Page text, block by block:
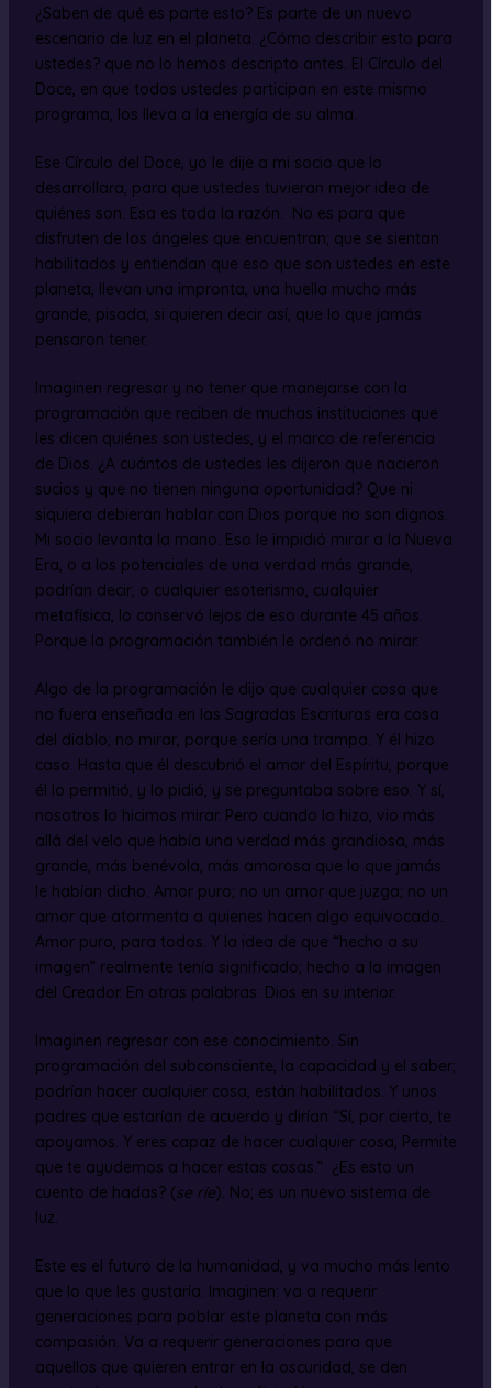
¿Saben de qué es parte esto? Es parte de un nuevo
escenario de luz en el planeta. ¿Cómo describir esto para
ustedes? que no lo hemos descripto antes. El Círculo del
Doce, en que todos ustedes participan en este mismo
programa, los lleva a la energía de su alma.
Ese Círculo del Doce, yo le dije a mi socio que lo
desarrollara, para que ustedes tuvieran mejor idea de
quiénes son. Esa es toda la razón. No es para que
disfruten de los ángeles que encuentran; que se sientan
habilitados y entiendan que eso que son ustedes en este
planeta, llevan una impronta, una huella mucho más
grande, pisada, si quieren decir así, que lo que jamás
pensaron tener.
Imaginen regresar y no tener que manejarse con la
programación que reciben de muchas instituciones que
les dicen quiénes son ustedes, y el marco de referencia
de Dios. ¿A cuántos de ustedes les dijeron que nacieron
sucios y que no tienen ninguna oportunidad? Que ni
siquiera debieran hablar con Dios porque no son dignos.
Mi socio levanta la mano. Eso le impidió mirar a la Nueva
Era, o a los potenciales de una verdad más grande,
podrían decir, o cualquier esoterismo, cualquier
metafísica, lo conservó lejos de eso durante 45 años.
Porque la programación también le ordenó no mirar.
Algo de la programación le dijo que cualquier cosa que
no fuera enseñada en las Sagradas Escrituras era cosa
del diablo; no mirar, porque sería una trampa. Y él hizo
caso. Hasta que él descubrió el amor del Espíritu, porque
él lo permitió, y lo pidió, y se preguntaba sobre eso. Y sí,
nosotros lo hicimos mirar. Pero cuando lo hizo, vio más
allá del velo que había una verdad más grandiosa, más
grande, más benévola, más amorosa que lo que jamás
le habían dicho. Amor puro; no un amor que juzga; no un
amor que atormenta a quienes hacen algo equivocado.
Amor puro, para todos. Y la idea de que “hecho a su
imagen” realmente tenía significado; hecho a la imagen
del Creador. En otras palabras: Dios en su interior.
Imaginen regresar con ese conocimiento. Sin
programación del subconsciente, la capacidad y el saber;
podrían hacer cualquier cosa, están habilitados. Y unos
padres que estarían de acuerdo y dirían “Sí, por cierto, te
apoyamos. Y eres capaz de hacer cualquier cosa, Permite
que te ayudemos a hacer estas cosas.” ¿Es esto un
cuento de hadas? (se ríe). No; es un nuevo sistema de
luz.
Este es el futuro de la humanidad, y va mucho más lento
que lo que les gustaría. Imaginen: va a requerir
generaciones para poblar este planeta con más
compasión. Va a requerir generaciones para que
aquellos que quieren entrar en la oscuridad, se den